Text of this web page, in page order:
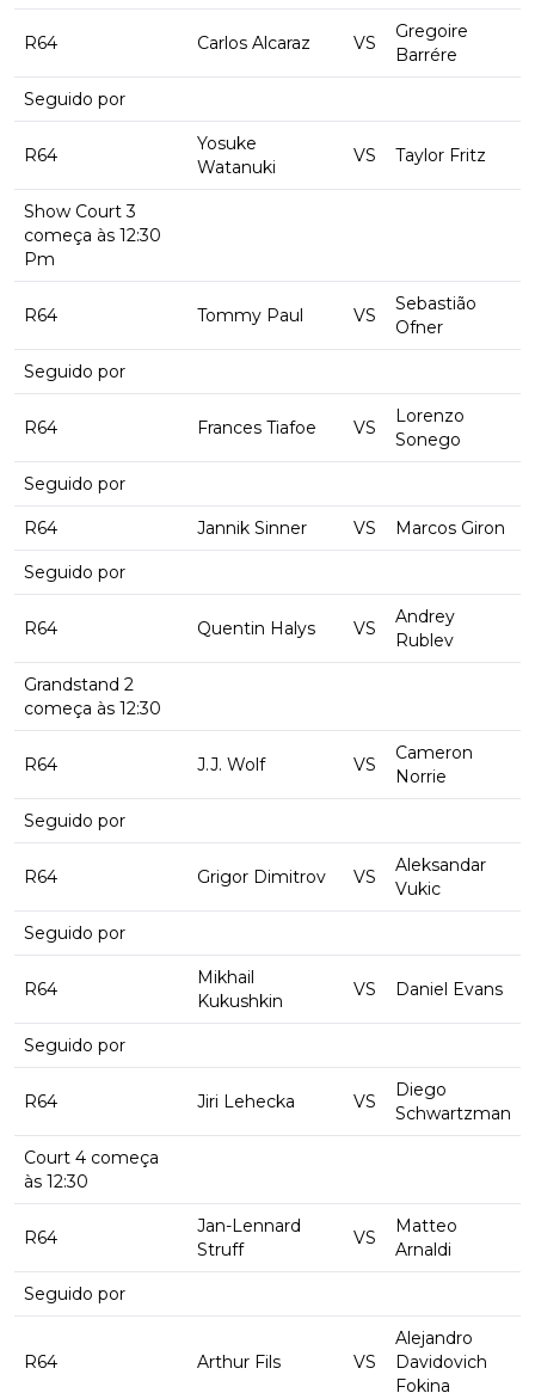
R64 Carlos Alcaraz VS
Gregoire
Barrére
Seguido por
R64
Yosuke
Watanuki
VS Taylor Fritz
Show Court 3
começa às 12:30
Pm
R64 Tommy Paul VS
Sebastião
Ofner
Seguido por
R64 Frances Tiafoe VS
Lorenzo
Sonego
Seguido por
R64 Jannik Sinner VS Marcos Giron
Seguido por
R64 Quentin Halys VS
Andrey
Rublev
Grandstand 2
começa às 12:30
R64 J.J. Wolf VS
Cameron
Norrie
Seguido por
R64 Grigor Dimitrov VS
Aleksandar
Vukic
Seguido por
R64
Mikhail
Kukushkin
VS Daniel Evans
Seguido por
R64 Jiri Lehecka VS
Diego
Schwartzman
Court 4 começa
às 12:30
R64
Jan-Lennard
Struff
VS
Matteo
Arnaldi
Seguido por
R64 Arthur Fils VS
Alejandro
Davidovich
Fokina